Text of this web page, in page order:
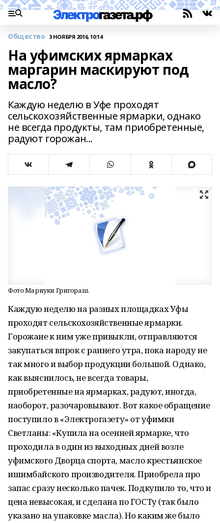
Общество 3 НОЯБРЯ 2016, 10:14
На уфимских ярмарках
маргарин маскируют под
масло?
Каждую неделю в Уфе проходят
сельскохозяйственные ярмарки, однако
не всегда продукты, там приобретенные,
радуют горожан...
Фото Мариуки Григораш.
Каждую неделю на разных площадках Уфы
проходят сельскохозяйственные ярмарки.
Горожане к ним уже привыкли, отправляются
закупаться впрок с раннего утра, пока народу не
так много и выбор продукции большой. Однако,
как выяснилось, не всегда товары,
приобретенные на ярмарках, радуют, иногда,
наоборот, разочаровывают. Вот какое обращение
поступило в «Электрогазету» от уфимки
Светланы: «Купила на осенней ярмарке, что
проходила в один из выходных дней возле
уфимского Дворца спорта, масло крестьянское
ишимбайского производителя. Приобрела про
запас сразу несколько пачек. Подкупило то, что и
цена невысокая, и сделана по ГОСТу (так было
указано на упаковке масла). Но каким же было